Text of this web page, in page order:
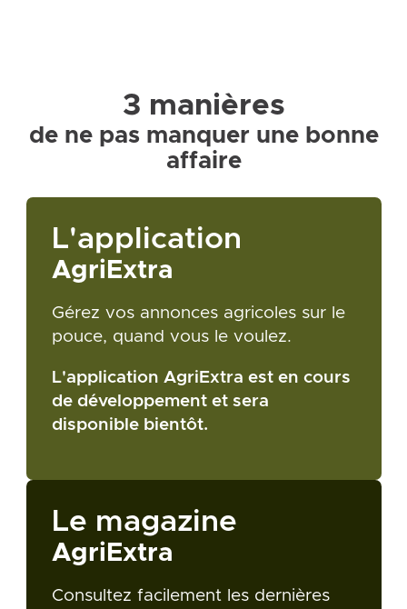
3 manières
de ne pas manquer une bonne
affaire
L'application
AgriExtra
Gérez vos annonces agricoles sur le
pouce, quand vous le voulez.
L'application AgriExtra est en cours
de développement et sera
disponible bientôt.
Le magazine
AgriExtra
Consultez facilement les dernières